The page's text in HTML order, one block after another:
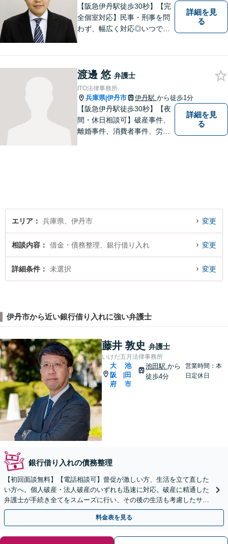
【阪急伊丹駅徒歩30秒】【完
全個室対応】民事・刑事を問
わず、幅広く対応◎いつでも
れず、尽力してまいります。
【メーカー法務経験あり】
詳細を見
る
渡邊 悠 弁護士
ITO法律事務所
兵庫県|伊丹市 伊丹駅 から徒歩1分
【阪急伊丹駅徒歩30秒】【夜
間・休日相談可】破産事件、
離婚事件、消費者事件、労働
詳細を見
る
エリア 兵庫県、伊丹市 変更
相談内容 借金・債務整理、銀行借り入れ 変更
詳細条件 未選択 変更
伊丹市から近い銀行借り入れに強い弁護士
藤井 敦史 弁護士
いけだ五月法律事務所
大
阪
府
池
田
市
池田駅から
徒歩4分
営業時間：本
日定休日
銀行借り入れの債務整理
【初回面談無料】【電話相談可】督促が激しい方、生活を立て直した
い方へ。個人破産・法人破産のいずれも迅速に対応。破産に精通した
弁護士が手続き全てをスムーズに行い、その後の生活も考慮したサポ
ートをします。個人再生もお任せください【池田駅2分】
料金表を見る